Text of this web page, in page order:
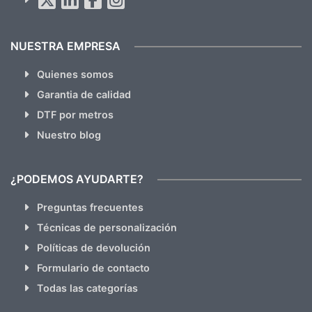
NUESTRA EMPRESA
Quienes somos
Garantia de calidad
DTF por metros
Nuestro blog
¿PODEMOS AYUDARTE?
Preguntas frecuentes
Técnicas de personalización
Políticas de devolución
Formulario de contacto
Todas las categorías